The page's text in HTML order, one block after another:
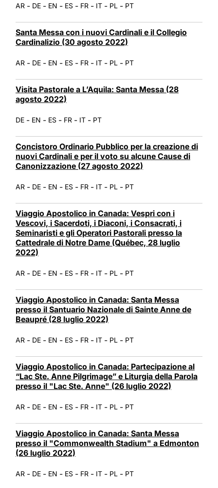
AR - DE - EN - ES - FR - IT - PL - PT
Santa Messa con i nuovi Cardinali e il Collegio
Cardinalizio (30 agosto 2022)
AR - DE - EN - ES - FR - IT - PL - PT
Visita Pastorale a L’Aquila: Santa Messa (28
agosto 2022)
DE - EN - ES - FR - IT - PT
Concistoro Ordinario Pubblico per la creazione di
nuovi Cardinali e per il voto su alcune Cause di
Canonizzazione (27 agosto 2022)
AR - DE - EN - ES - FR - IT - PL - PT
Viaggio Apostolico in Canada: Vespri con i
Vescovi, i Sacerdoti, i Diaconi, i Consacrati, i
Seminaristi e gli Operatori Pastorali presso la
Cattedrale di Notre Dame (Québec, 28 luglio
2022)
AR - DE - EN - ES - FR - IT - PL - PT
Viaggio Apostolico in Canada: Santa Messa
presso il Santuario Nazionale di Sainte Anne de
Beaupré (28 luglio 2022)
AR - DE - EN - ES - FR - IT - PL - PT
Viaggio Apostolico in Canada: Partecipazione al
“Lac Ste. Anne Pilgrimage” e Liturgia della Parola
presso il "Lac Ste. Anne" (26 luglio 2022)
AR - DE - EN - ES - FR - IT - PL - PT
Viaggio Apostolico in Canada: Santa Messa
presso il "Commonwealth Stadium" a Edmonton
(26 luglio 2022)
AR - DE - EN - ES - FR - IT - PL - PT